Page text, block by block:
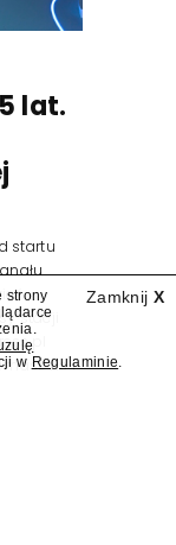
lat.
startu
stacji
Lis i
Zamknij X
strony
w Regulaminie.